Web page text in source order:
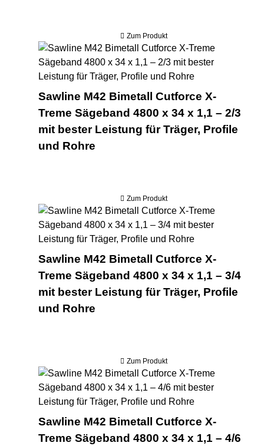
Zum Produkt
Sawline M42 Bimetall Cutforce X-
Treme Sägeband 4800 x 34 x 1,1 – 2/3
mit bester Leistung für Träger, Profile
und Rohre
Zum Produkt
Sawline M42 Bimetall Cutforce X-
Treme Sägeband 4800 x 34 x 1,1 – 3/4
mit bester Leistung für Träger, Profile
und Rohre
Zum Produkt
Sawline M42 Bimetall Cutforce X-
Treme Sägeband 4800 x 34 x 1,1 – 4/6